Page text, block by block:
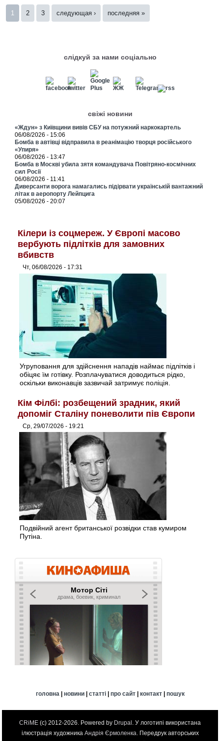
Страницы
1 2 3 следующая › последняя »
слідкуй за нами соціально
свіжі новини
«Ждун» з Київщини вивів СБУ на потужний наркокартель
06/08/2026 - 15:06
Бомба в автівці відправила в реанімацію творця російського
«Упиря»
06/08/2026 - 13:47
Бомба в Москві убила зятя командувача Повітряно-космічних
сил Росії
06/08/2026 - 11:41
Диверсанти ворога намагались підірвати українській вантажний
літак в аеропорту Лейпцига
05/08/2026 - 20:07
Кілери із соцмереж. У Європі масово
вербують підлітків для замовних
вбивств
Чт, 06/08/2026 - 17:31
Угруповання для здійснення нападів наймає підлітків і
обіцяє їм готівку. Розплачуватися доводиться рідко,
оскільки виконавців зазвичай затримує поліція.
Кім Філбі: розбещений зрадник, який
допоміг Сталіну поневолити пів Європи
Ср, 29/07/2026 - 19:21
Подвійний агент британської розвідки став кумиром
Путіна.
головна | новини| статті| про сайт| контакт| пошук
CRiME (c) 2012-2026. Powered by Drupal . У логотипі використана
ілюстрація художника Андрія Єрмоленка . Передрук авторських